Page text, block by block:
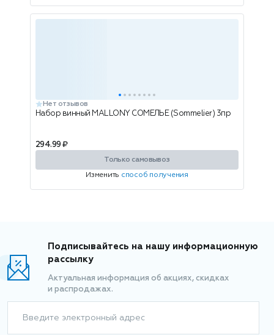
Нет отзывов
Набор винный MALLONY СОМЕЛЬЕ (Sommelier) 3пр
294.99 ₽
Только самовывоз
Изменить способ получения
Подписывайтесь на нашу информационную
рассылку
Актуальная информация об акциях, скидках
и распродажах.
Введите электронный адрес